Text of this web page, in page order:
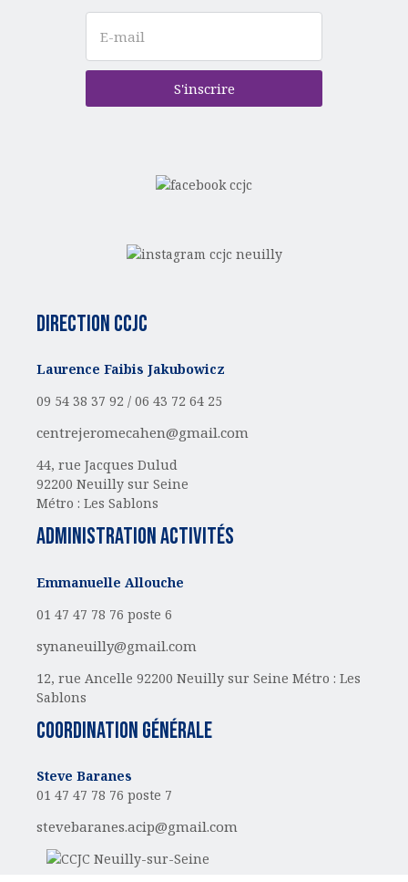
S'inscrire
Direction CCJC
Laurence Faibis Jakubowicz
09 54 38 37 92 / 06 43 72 64 25
centrejeromecahen@gmail.com
44, rue Jacques Dulud
92200 Neuilly sur Seine
Métro : Les Sablons
administration activités
Emmanuelle Allouche
01 47 47 78 76 poste 6
synaneuilly@gmail.com
12, rue Ancelle 92200 Neuilly sur Seine Métro : Les
Sablons
Coordination générale
Steve Baranes
01 47 47 78 76 poste 7
stevebaranes.acip@gmail.com